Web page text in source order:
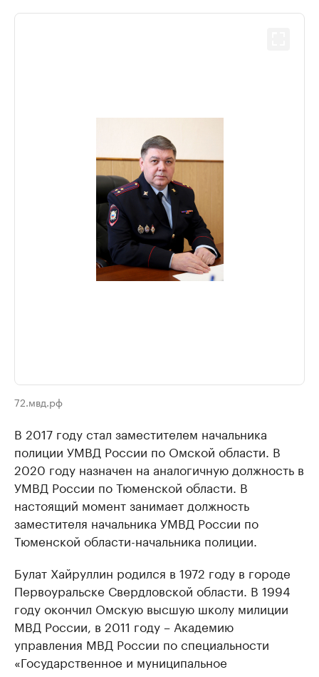
72.мвд.рф
В 2017 году стал заместителем начальника
полиции УМВД России по Омской области. В
2020 году назначен на аналогичную должность в
УМВД России по Тюменской области. В
настоящий момент занимает должность
заместителя начальника УМВД России по
Тюменской области-начальника полиции.
Булат Хайруллин родился в 1972 году в городе
Первоуральске Свердловской области. В 1994
году окончил Омскую высшую школу милиции
МВД России, в 2011 году – Академию
управления МВД России по специальности
«Государственное и муниципальное